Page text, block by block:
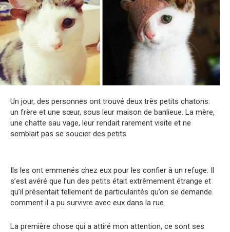
Un jour, des personnes ont trouvé deux très petits chatons:
un frère et une sœur, sous leur maison de banlieue. La mère,
une chatte sau vage, leur rendait rarement visite et ne
semblait pas se soucier des petits.
Ils les ont emmenés chez eux pour les confier à un refuge. Il
s’est avéré que l’un des petits était extrêmement étrange et
qu’il présentait tellement de particularités qu’on se demande
comment il a pu survivre avec eux dans la rue.
La première chose qui a attiré mon attention, ce sont ses